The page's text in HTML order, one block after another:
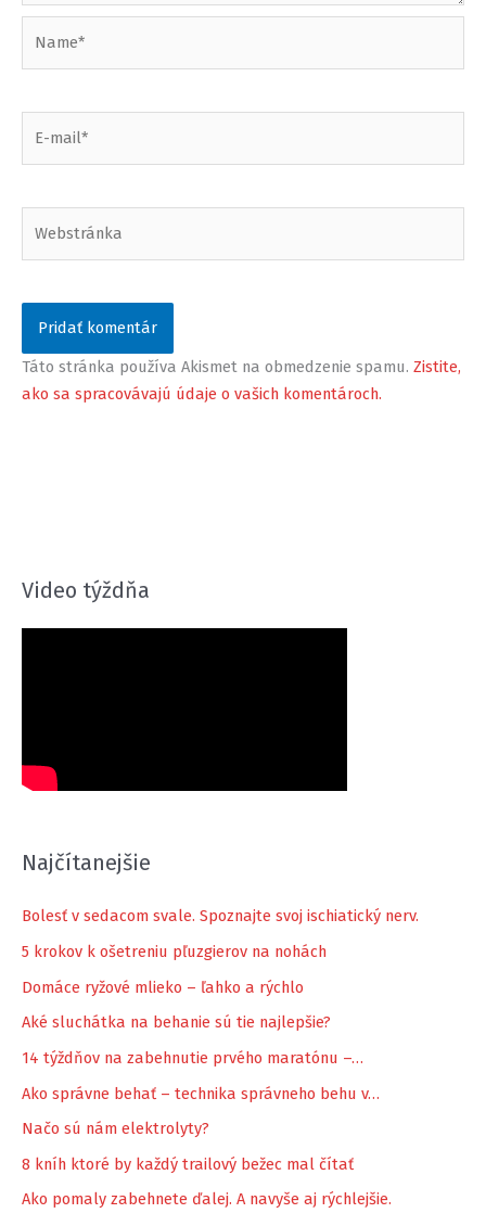
Táto stránka používa Akismet na obmedzenie spamu. Zistite,
ako sa spracovávajú údaje o vašich komentároch.
Video týždňa
Najčítanejšie
Bolesť v sedacom svale. Spoznajte svoj ischiatický nerv.
5 krokov k ošetreniu pľuzgierov na nohách
Domáce ryžové mlieko – ľahko a rýchlo
Aké sluchátka na behanie sú tie najlepšie?
14 týždňov na zabehnutie prvého maratónu –…
Ako správne behať – technika správneho behu v…
Načo sú nám elektrolyty?
8 kníh ktoré by každý trailový bežec mal čítať
Ako pomaly zabehnete ďalej. A navyše aj rýchlejšie.